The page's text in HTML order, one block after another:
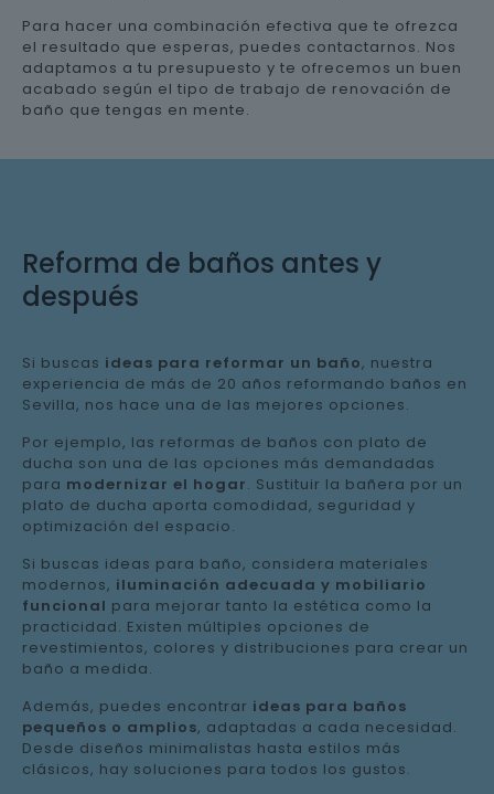
Para hacer una combinación efectiva que te ofrezca
el resultado que esperas, puedes contactarnos. Nos
adaptamos a tu presupuesto y te ofrecemos un buen
acabado según el tipo de trabajo de renovación de
baño que tengas en mente.
Reforma de baños antes y
después
Si buscas ideas para reformar un baño, nuestra
experiencia de más de 20 años reformando baños en
Sevilla, nos hace una de las mejores opciones.
Por ejemplo, las reformas de baños con plato de
ducha son una de las opciones más demandadas
para modernizar el hogar. Sustituir la bañera por un
plato de ducha aporta comodidad, seguridad y
optimización del espacio.
Si buscas ideas para baño, considera materiales
modernos, iluminación adecuada y mobiliario
funcional para mejorar tanto la estética como la
practicidad. Existen múltiples opciones de
revestimientos, colores y distribuciones para crear un
baño a medida.
Además, puedes encontrar ideas para baños
pequeños o amplios, adaptadas a cada necesidad.
Desde diseños minimalistas hasta estilos más
clásicos, hay soluciones para todos los gustos.